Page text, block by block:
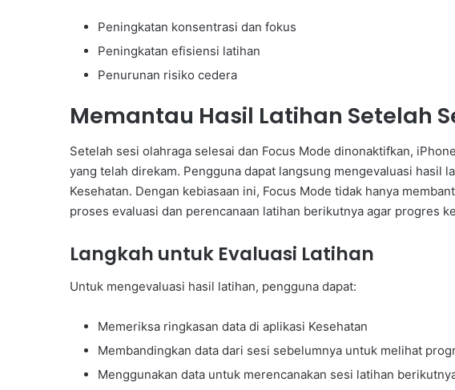
Peningkatan konsentrasi dan fokus
Peningkatan efisiensi latihan
Penurunan risiko cedera
Memantau Hasil Latihan Setelah
Setelah sesi olahraga selesai dan Focus Mode dinonaktifkan,
yang telah direkam. Pengguna dapat langsung mengevaluasi hasil
Kesehatan. Dengan kebiasaan ini, Focus Mode tidak hanya
proses evaluasi dan perencanaan latihan berikutnya agar progres
Langkah untuk Evaluasi Latihan
Untuk mengevaluasi hasil latihan, pengguna dapat:
Memeriksa ringkasan data di aplikasi Kesehatan
Membandingkan data dari sesi sebelumnya untuk melihat
Menggunakan data untuk merencanakan sesi latihan